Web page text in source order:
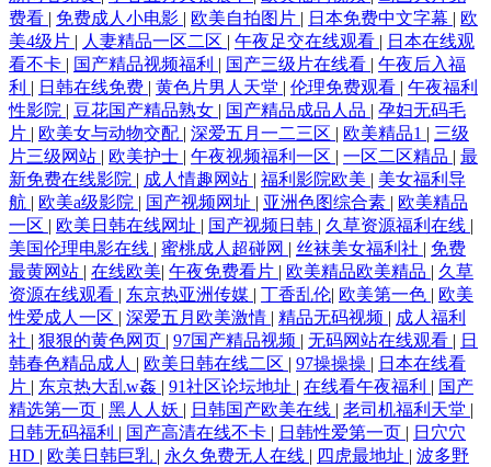
费看 | 免费成人小电影 | 欧美自拍图片 | 日本免费中文字幕 | 欧
美4级片 | 人妻精品一区二区 | 午夜足交在线观看 | 日本在线观
看不卡 | 国产精品视频福利 | 国产三级片在线看 | 午夜后入福
利 | 日韩在线免费 | 黄色片男人天堂 | 伦理免费观看 | 午夜福利
性影院 | 豆花国产精品熟女 | 国产精品成品人品 | 孕妇无码毛
片 | 欧美女与动物交配 | 深爱五月一二三区 | 欧美精品1 | 三级
片三级网站 | 欧美护士 | 午夜视频福利一区 | 一区二区精品 | 最
新免费在线影院 | 成人情趣网站 | 福利影院欧美 | 美女福利导
航 | 欧美a级影院 | 国产视频网址 | 亚洲色图综合素 | 欧美精品
一区 | 欧美日韩在线网址 | 国产视频日韩 | 久草资源福利在线 |
美国伦理电影在线 | 蜜桃成人超碰网 | 丝袜美女福利社 | 免费
最黄网站 | 在线欧美| 午夜免费看片 | 欧美精品欧美精品 | 久草
资源在线观看 | 东京热亚洲传媒 | 丁香乱伦| 欧美第一色 | 欧美
性爱成人一区 | 深爱五月欧美激情 | 精品无码视频 | 成人福利
社 | 狠狠的黄色网页 | 97国产精品视频 | 无码网站在线观看 | 日
韩春色精品成人 | 欧美日韩在线二区 | 97操操操 | 日本在线看
片 | 东京热大乱w姦 | 91社区论坛地址 | 在线看午夜福利 | 国产
精选第一页 | 黑人人妖 | 日韩国产欧美在线 | 老司机福利天堂 |
日韩无码福利 | 国产高清在线不卡 | 日韩性爱第一页 | 日穴穴
HD | 欧美日韩巨乳 | 永久免费无人在线 | 四虎最地址 | 波多野